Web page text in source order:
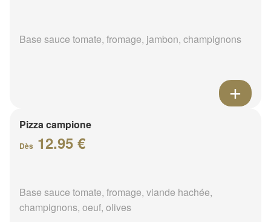
Base sauce tomate, fromage, jambon, champignons
Pizza campione
Dès 12.95 €
Base sauce tomate, fromage, viande hachée,
champignons, oeuf, olives